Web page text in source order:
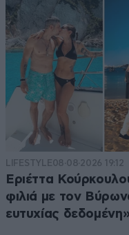
LIFESTYLE08·08·2026 19:12
Εριέττα
φιλιά με τον
ευτυχίας δεδομένη»